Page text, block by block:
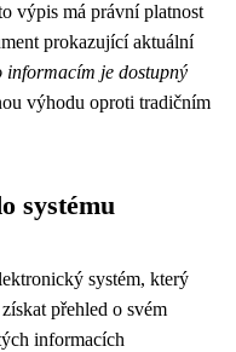
výpis má právní platnost
prokazující aktuální
informacím je dostupný
výhodu oproti tradičním
systému
systém, který
přehled o svém
informacích